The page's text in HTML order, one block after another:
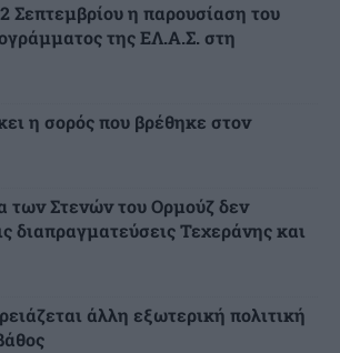
Σεπτεμβρίου η παρουσίαση του
της ΕΛ.Α.Σ. στη
η σορός που βρέθηκε στον
των Στενών του Ορμούζ δεν
διαπραγματεύσεις Τεχεράνης και
άλλη εξωτερική πολιτική